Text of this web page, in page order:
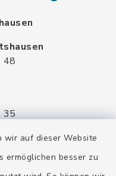
wir auf dieser Website
ermöglichen besser zu
48
35
eG